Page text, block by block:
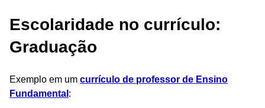
Escolaridade no currículo:
Graduação
Exemplo em um currículo de professor de Ensino
Fundamental :